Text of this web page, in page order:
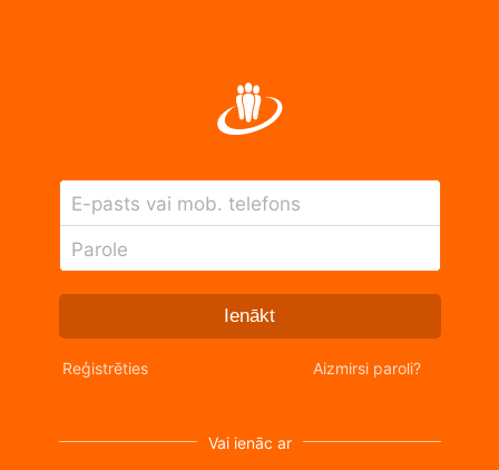
E-pasts vai mob. telefons
Parole
Ienākt
Reģistrēties Aizmirsi paroli?
Vai ienāc ar